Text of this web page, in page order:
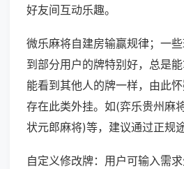
好友间互动乐趣。
微乐麻将自建房输赢规律；一
到部分用户的牌特别好，总是
能看到其他人的牌一样，由此
存在此类外挂。如(弈乐贵州麻
状元郎麻将)等，建议通过正规
自定义修改牌：用户可输入需求